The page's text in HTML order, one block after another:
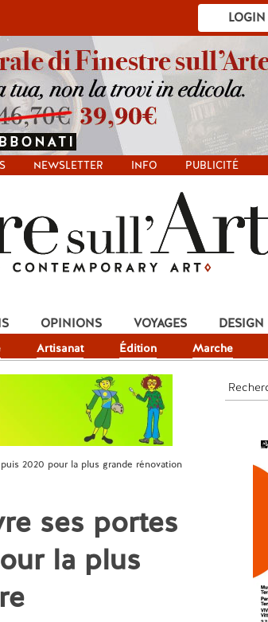
LOGIN
NEWSLETTER INFO PUBLICITÉ
Artisanat Édition Marche
OPINIONS VOYAGES DESIGN
2020 pour la plus grande rénovation
ses portes
la plus